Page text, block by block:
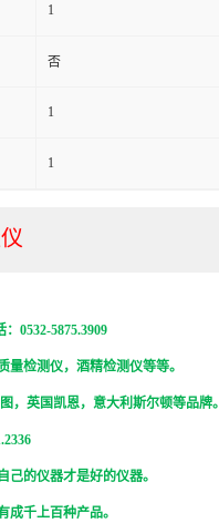
1
否
1
1
：0532-5875.3909
量检测仪，酒精检测仪等等。
，英国凯恩，意大利斯尔顿等品牌。
的仪器才是好的仪器。
成千上百种产品。